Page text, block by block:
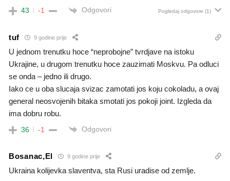
43 -1 Odgovori Pogledaj odgovore (1)
tuf 9 godine prije
U jednom trenutku hoce “neprobojne” tvrdjave na istoku
Ukrajine, u drugom trenutku hoce zauzimati Moskvu. Pa odluci
se onda – jedno ili drugo.
Iako ce u oba slucaja svizac zamotati jos koju cokoladu, a ovaj
general neosvojenih bitaka smotati jos pokoji joint. Izgleda da
ima dobru robu.
36 -1 Odgovori
Bosanac,El 9 godine prije
Ukraina kolijevka slaventva, sta Rusi uradise od zemlje.